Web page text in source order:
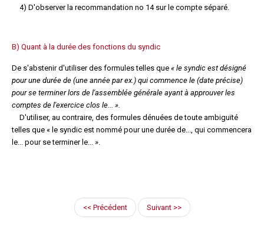
4) D'observer la recommandation no 14 sur le compte séparé.
B) Quant à la durée des fonctions du syndic
De s'abstenir d'utiliser des formules telles que « le syndic est désigné
pour une durée de (une année par ex.) qui commence le (date précise)
pour se terminer lors de l'assemblée générale ayant à approuver les
comptes de l'exercice clos le... ».
D'utiliser, au contraire, des formules dénuées de toute ambiguïté
telles que « le syndic est nommé pour une durée de..., qui commencera
le... pour se terminer le... ».
<< Précédent Suivant >>